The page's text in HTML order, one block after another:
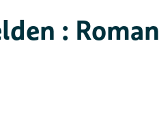
: Roman